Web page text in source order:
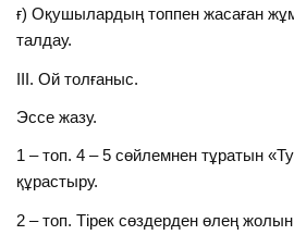
ғ) Оқушылардың топпен жасаған
талдау.
ІІІ. Ой толғаныс.
Эссе жазу.
1 – топ. 4 – 5 сөйлемнен тұратын
құрастыру.
2 – топ. Тірек сөздерден өлең